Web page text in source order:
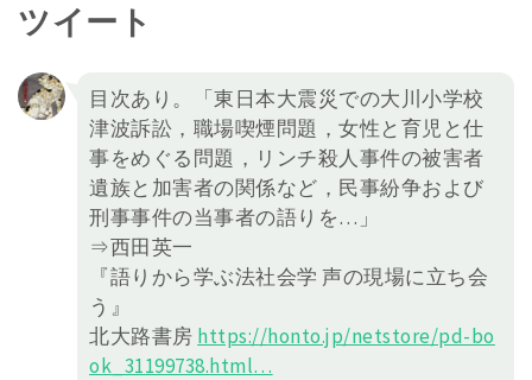
ツイート
目次あり。「東日本大震災での大川小学校
津波訴訟，職場喫煙問題，女性と育児と仕
事をめぐる問題，リンチ殺人事件の被害者
遺族と加害者の関係など，民事紛争および
刑事事件の当事者の語りを…」
⇒西田英一
『語りから学ぶ法社会学 声の現場に立ち会
う』
北大路書房 https://honto.jp/netstore/pd-bo
ok_31199738.html…